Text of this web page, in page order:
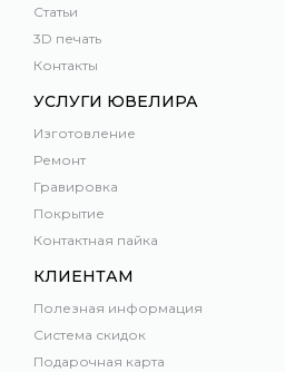
Статьи
3D печать
Контакты
УСЛУГИ ЮВЕЛИРА
Изготовление
Ремонт
Гравировка
Покрытие
Контактная пайка
КЛИЕНТАМ
Полезная информация
Система скидок
Подарочная карта